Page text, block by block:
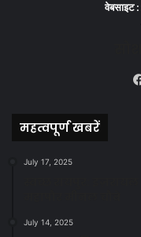
वेबसाइट :
महत्वपूर्ण खबरें
July 17, 2025
July 14, 2025